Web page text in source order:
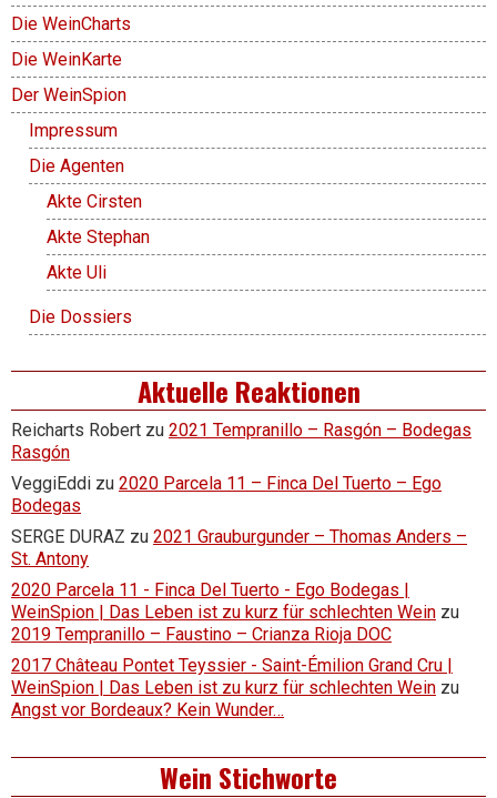
Die WeinCharts
Die WeinKarte
Der WeinSpion
Impressum
Die Agenten
Akte Cirsten
Akte Stephan
Akte Uli
Die Dossiers
Aktuelle Reaktionen
Reicharts Robert zu 2021 Tempranillo – Rasgón – Bodegas
Rasgón
VeggiEddi zu 2020 Parcela 11 – Finca Del Tuerto – Ego
Bodegas
SERGE DURAZ zu 2021 Grauburgunder – Thomas Anders –
St. Antony
2020 Parcela 11 - Finca Del Tuerto - Ego Bodegas |
WeinSpion | Das Leben ist zu kurz für schlechten Wein zu
2019 Tempranillo – Faustino – Crianza Rioja DOC
2017 Château Pontet Teyssier - Saint-Émilion Grand Cru |
WeinSpion | Das Leben ist zu kurz für schlechten Wein zu
Angst vor Bordeaux? Kein Wunder…
Wein Stichworte